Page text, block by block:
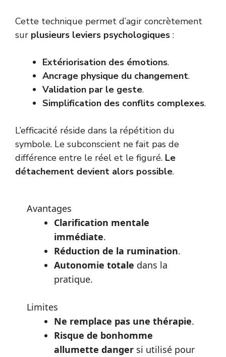
Cette technique permet d’agir concrètement
sur plusieurs leviers psychologiques :
Extériorisation des émotions.
Ancrage physique du changement.
Validation par le geste.
Simplification des conflits complexes.
L’efficacité réside dans la répétition du
symbole. Le subconscient ne fait pas de
différence entre le réel et le figuré. Le
détachement devient alors possible.
Avantages
Clarification mentale
immédiate.
Réduction de la rumination.
Autonomie totale dans la
pratique.
Limites
Ne remplace pas une thérapie.
Risque de bonhomme
allumette dangersi utilisé pour